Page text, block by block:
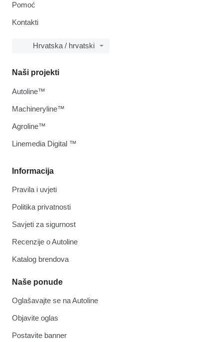
Pomoć
Kontakti
Hrvatska / hrvatski
Informacija
Pravila i uvjeti
Politika privatnosti
Savjeti za sigurnost
Recenzije o Autoline
Katalog brendova
Naše ponude
Oglašavajte se na Autoline
Objavite oglas
Postavite banner
Naši projekti
Autoline™
Machineryline™
Agroline™
Linemedia Digital ™